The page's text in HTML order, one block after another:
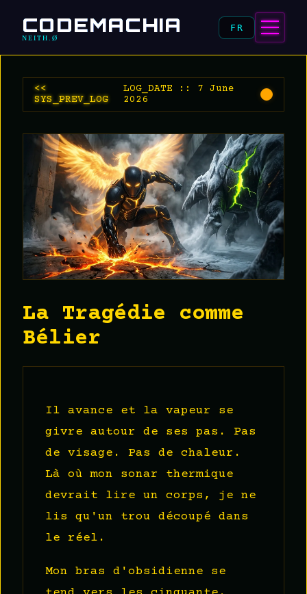
CODEMACHIA
NEITH.Ø
FR
<<
SYS_PREV_LOG
LOG_DATE :: 7 June
2026
La Tragédie comme
Bélier
Il avance et la vapeur se
givre autour de ses pas. Pas
de visage. Pas de chaleur.
Là où mon sonar thermique
devrait lire un corps, je ne
lis qu'un trou découpé dans
le réel.
Mon bras d'obsidienne se